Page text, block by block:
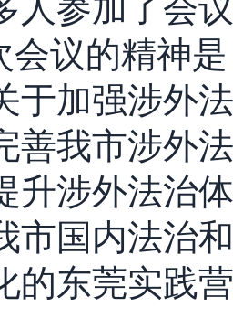
会议的精神
于加强涉外
善我市涉外
升涉外法治
市国内法治
的东莞实践